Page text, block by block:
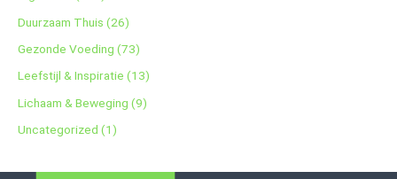
Duurzaam Thuis (26)
Gezonde Voeding (73)
Leefstijl & Inspiratie (13)
Lichaam & Beweging (9)
Uncategorized (1)